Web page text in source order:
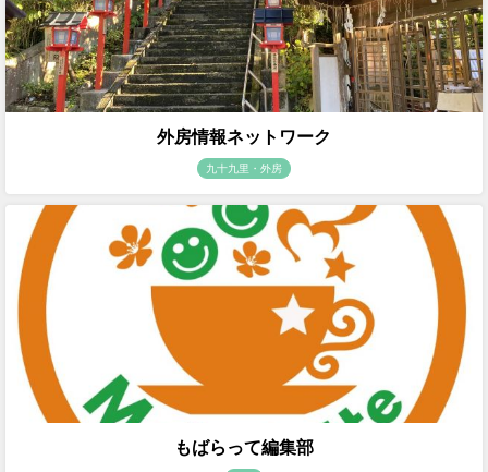
外房情報ネットワーク
九十九里・外房
もばらって編集部